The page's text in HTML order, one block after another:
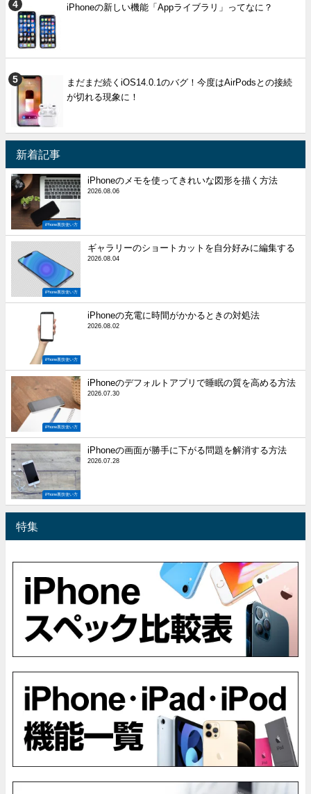
iPhoneの新しい機能「Appライブラリ」ってなに？
まだまだ続くiOS14.0.1のバグ！今度はAirPodsとの接続
が切れる現象に！
新着記事
iPhone裏技使い方
iPhoneのメモを使ってきれいな図形を描く方法
2026.08.06
iPhone裏技使い方
ギャラリーのショートカットを自分好みに編集する
2026.08.04
iPhone裏技使い方
iPhoneの充電に時間がかかるときの対処法
2026.08.02
iPhone裏技使い方
iPhoneのデフォルトアプリで睡眠の質を高める方法
2026.07.30
iPhone裏技使い方
iPhoneの画面が勝手に下がる問題を解消する方法
2026.07.28
特集